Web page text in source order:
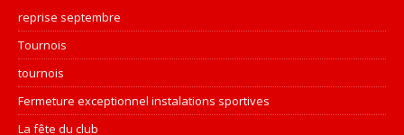
reprise septembre
Tournois
tournois
Fermeture exceptionnel instalations sportives
La fête du club